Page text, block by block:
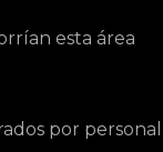
esta área
por personal